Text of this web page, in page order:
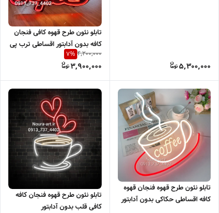
5,300,000
تابلو نئون طرح قهوه کافی فنجان
کافه بدون آدابتور اقساطی ترب پی
اسنپ پی
4,200,000
7%
3,900,000
تابلو نئون طرح قهوه فنجان قهوه
کافه اقساطی حکاکی بدون آدابتور
تابلو نئون طرح قهوه فنجان کافه
کافی قلب بدون آدابتور